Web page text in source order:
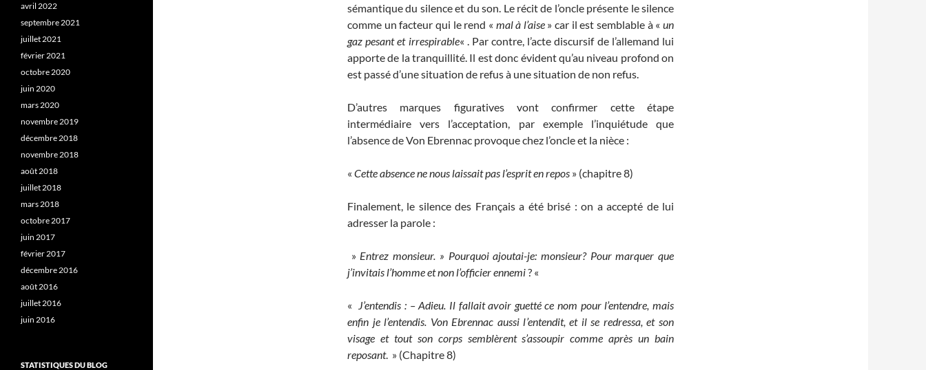
sémantique du silence et du son. Le récit de l’oncle présente le silence
comme un facteur qui le rend « mal à l’aise» car il est semblable à «un
gaz pesant et irrespirable« . Par contre, l’acte discursif de l’allemand lui
apporte de la tranquillité. Il est donc évident qu’au niveau profond on
est passé d’une situation de refus à une situation de non refus.
D’autres marques figuratives vont confirmer cette étape
intermédiaire vers l’acceptation, par exemple l’inquiétude que
l’absence de Von Ebrennac provoque chez l’oncle et la nièce :
« Cette absence ne nous laissait pas l’esprit en repos » (chapitre 8)
Finalement, le silence des Français a été brisé : on a accepté de lui
adresser la parole :
» Entrez monsieur. » Pourquoi ajoutai-je: monsieur? Pour marquer que
j’invitais l’homme et non l’officier ennemi? «
« J’entendis : – Adieu. Il fallait avoir guetté ce nom pour l’entendre, mais
enfin je l’entendis. Von Ebrennac aussi l’entendit, et il se redressa, et son
visage et tout son corps semblèrent s’assoupir comme après un bain
reposant. » (Chapitre 8)
avril 2022
septembre 2021
juillet 2021
février 2021
octobre 2020
juin 2020
mars 2020
novembre 2019
décembre 2018
novembre 2018
août 2018
juillet 2018
mars 2018
octobre 2017
juin 2017
février 2017
décembre 2016
août 2016
juillet 2016
juin 2016
STATISTIQUES DU BLOG